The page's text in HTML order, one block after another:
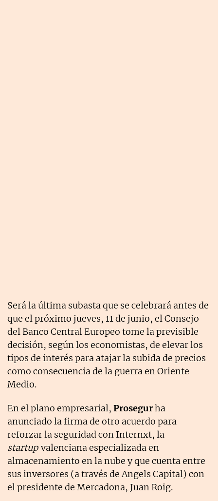
Será la última subasta que se celebrará antes de
que el próximo jueves, 11 de junio, el Consejo
del Banco Central Europeo tome la previsible
decisión, según los economistas, de elevar los
tipos de interés para atajar la subida de precios
como consecuencia de la guerra en Oriente
Medio.
En el plano empresarial, Prosegurha
anunciado la firma de otro acuerdo para
reforzar la seguridad con Internxt, la
startup valenciana especializada en
almacenamiento en la nube y que cuenta entre
sus inversores (a través de Angels Capital) con
el presidente de Mercadona, Juan Roig.